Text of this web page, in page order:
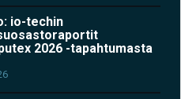
io-techin
2026 -tapahtumasta